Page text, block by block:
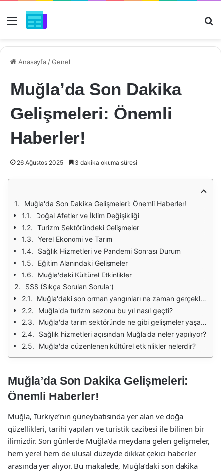
Menü
Anasayfa /Genel
Muğla’da Son Dakika
Gelişmeleri: Önemli
Haberler!
26 Ağustos 2025 3 dakika okuma süresi
Muğla'da Son Dakika Gelişmeleri: Önemli Haberler!
Doğal Afetler ve İklim Değişikliği
Turizm Sektöründeki Gelişmeler
Yerel Ekonomi ve Tarım
Sağlık Hizmetleri ve Pandemi Sonrası Durum
Eğitim Alanındaki Gelişmeler
Muğla'daki Kültürel Etkinlikler
SSS (Sıkça Sorulan Sorular)
Muğla'daki son orman yangınları ne zaman gerçekleşti?
Muğla'da turizm sezonu bu yıl nasıl geçti?
Muğla'da tarım sektöründe ne gibi gelişmeler yaşanıyor?
Sağlık hizmetleri açısından Muğla'da neler yapılıyor?
Muğla'da düzenlenen kültürel etkinlikler nelerdir?
Muğla’da Son Dakika Gelişmeleri:
Önemli Haberler!
Muğla, Türkiye’nin güneybatısında yer alan ve doğal
güzellikleri, tarihi yapıları ve turistik cazibesi ile bilinen bir
ilimizdir. Son günlerde Muğla’da meydana gelen gelişmeler,
hem yerel hem de ulusal düzeyde dikkat çekici haberler
arasında yer alıyor. Bu makalede, Muğla’daki son dakika